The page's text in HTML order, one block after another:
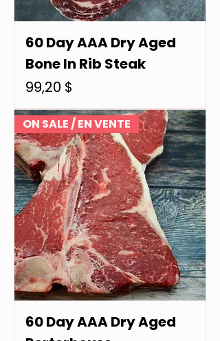
60 Day AAA Dry Aged
Bone In Rib Steak
Prix
99,20 $
ON SALE / EN VENTE
60 Day AAA Dry Aged